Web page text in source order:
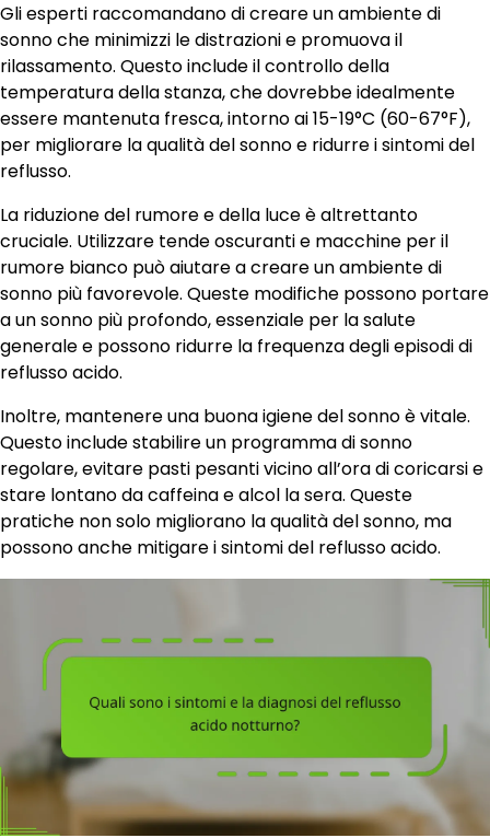
Gli esperti raccomandano di creare un ambiente di
sonno che minimizzi le distrazioni e promuova il
rilassamento. Questo include il controllo della
temperatura della stanza, che dovrebbe idealmente
essere mantenuta fresca, intorno ai 15-19°C (60-67°F),
per migliorare la qualità del sonno e ridurre i sintomi del
reflusso.
La riduzione del rumore e della luce è altrettanto
cruciale. Utilizzare tende oscuranti e macchine per il
rumore bianco può aiutare a creare un ambiente di
sonno più favorevole. Queste modifiche possono portare
a un sonno più profondo, essenziale per la salute
generale e possono ridurre la frequenza degli episodi di
reflusso acido.
Inoltre, mantenere una buona igiene del sonno è vitale.
Questo include stabilire un programma di sonno
regolare, evitare pasti pesanti vicino all’ora di coricarsi e
stare lontano da caffeina e alcol la sera. Queste
pratiche non solo migliorano la qualità del sonno, ma
possono anche mitigare i sintomi del reflusso acido.